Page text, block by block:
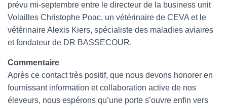
prévu mi-septembre entre le directeur de la business unit
Volailles Christophe Poac, un vétérinaire de CEVA et le
vétérinaire Alexis Kiers, spécialiste des maladies aviaires
et fondateur de DR BASSECOUR.
Commentaire
Après ce contact très positif, que nous devons honorer en
fournissant information et collaboration active de nos
éleveurs, nous espérons qu’une porte s’ouvre enfin vers